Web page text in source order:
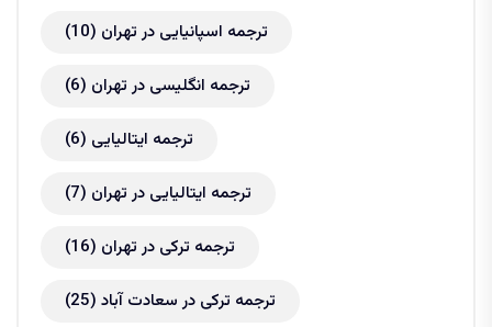
ترجمه اسپانیایی در تهران (10)
ترجمه انگلیسی در تهران (6)
ترجمه ایتالیایی (6)
ترجمه ایتالیایی در تهران (7)
ترجمه ترکی در تهران (16)
ترجمه ترکی در سعادت آباد (25)